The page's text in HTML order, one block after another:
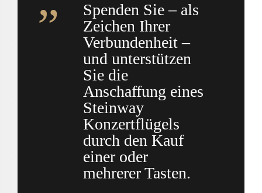
Spenden Sie – als
Zeichen Ihrer
Verbundenheit –
und unterstützen
Sie die
Anschaffung eines
Steinway
Konzertflügels
durch den Kauf
einer oder
mehrerer Tasten.